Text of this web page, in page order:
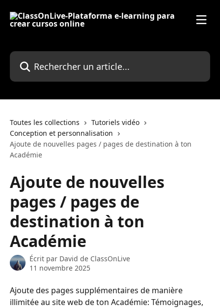
Rechercher un article...
Toutes les collections
Tutoriels vidéo
Conception et personnalisation
Ajoute de nouvelles pages / pages de destination à ton
Académie
Ajoute de nouvelles
pages / pages de
destination à ton
Académie
Écrit par David de ClassOnLive
11 novembre 2025
Ajoute des pages supplémentaires de manière
illimitée au site web de ton Académie: Témoignages,